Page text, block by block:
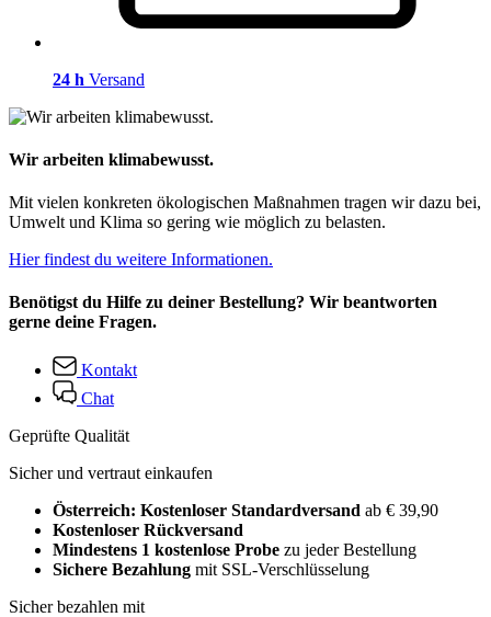
24 h Versand
Wir arbeiten klimabewusst.
Mit vielen konkreten ökologischen Maßnahmen tragen wir dazu bei,
Umwelt und Klima so gering wie möglich zu belasten.
Hier findest du weitere Informationen.
Benötigst du Hilfe zu deiner Bestellung? Wir beantworten
gerne deine Fragen.
Kontakt
Chat
Geprüfte Qualität
Sicher und vertraut einkaufen
Österreich: Kostenloser Standardversand ab € 39,90
Kostenloser Rückversand
Mindestens 1 kostenlose Probe zu jeder Bestellung
Sichere Bezahlung mit SSL-Verschlüsselung
Sicher bezahlen mit